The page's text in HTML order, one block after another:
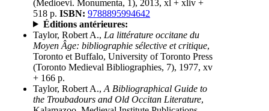
(Medioevi. Monumenta, 1), 2013, xl + xliv +
518 p. ISBN: 9788895994642
Éditions antérieures:
Taylor, Robert A., La littérature occitane du
Moyen Âge: bibliographie sélective et critique,
Toronto et Buffalo, University of Toronto Press
(Toronto Medieval Bibliographies, 7), 1977, xv
+ 166 p.
Taylor, Robert A., A Bibliographical Guide to
the Troubadours and Old Occitan Literature,